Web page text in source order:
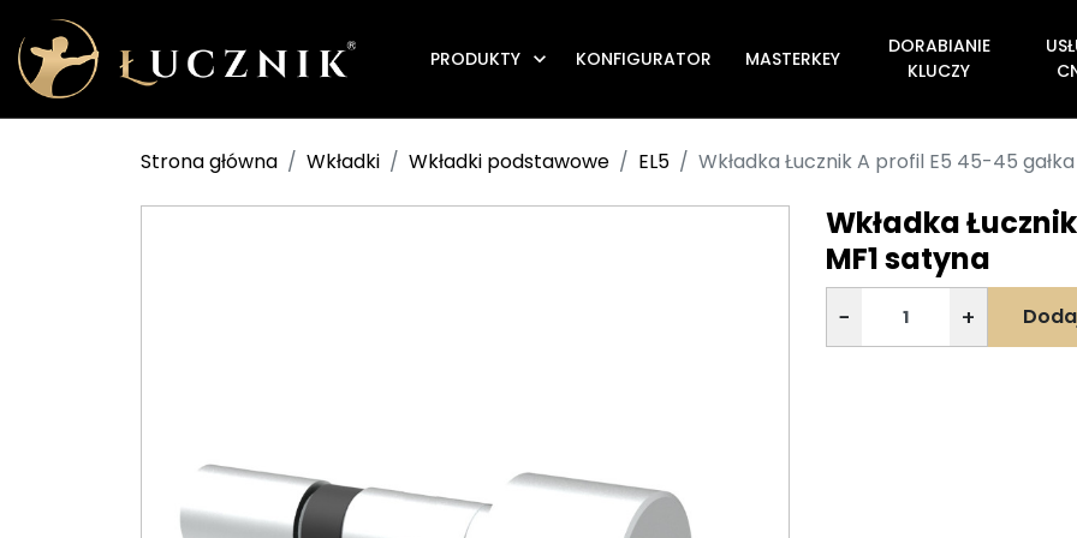
PRODUKTY  KONFIGURATOR MASTERKEY
DORABIANIE
KLUCZY
Strona główna Wkładki Wkładki podstawowe EL5 Wkładka Łucznik A profil E5 45-45
Wkładka
MF1 satyna
− +